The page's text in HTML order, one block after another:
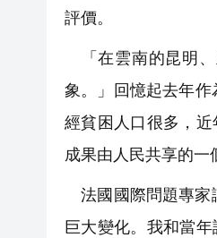
評價。
「在雲南的昆明、
象。」回憶起去年作
經貧困人口很多，
成果由人民共享的一
法國國際問題專家
巨大變化。我和當